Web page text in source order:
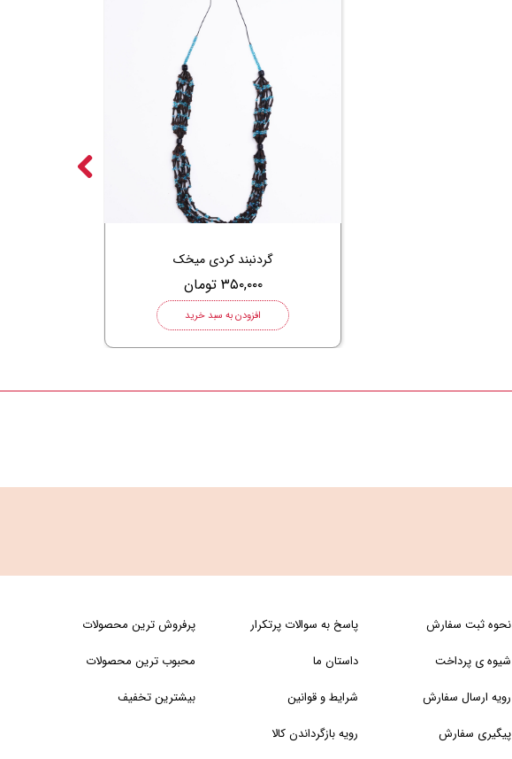
گردنبند کردی میخک
۳۵۰,۰۰۰ تومان
افزودن به سبد خرید
پرفروش ترین محصولات
محبوب ترین محصولات
بیشترین تخفیف
پاسخ به سوالات پرتکرار
داستان ما
شرایط و قوانین
رویه بازگرداندن کالا
نحوه ثبت سفارش
شیوه ی پرداخت
رویه ارسال سفارش
پیگیری سفارش